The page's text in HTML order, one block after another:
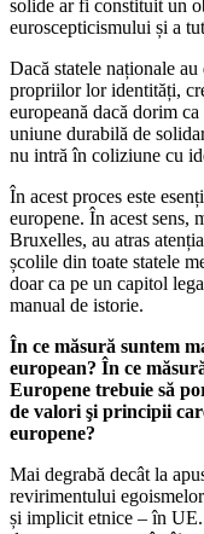
solide ar fi constituit un
euroscepticismului și a
Dacă statele naționale
propriilor lor identități,
europeană dacă dorim
uniune durabilă de
nu intră în coliziune cu
În acest proces este
europene. În acest sens,
Bruxelles, au atras
școlile din toate statele
doar ca pe un capitol
manual de istorie.
În ce măsură suntem
european? În ce
Europene trebuie să
de valori şi principii
europene?
Mai degrabă decât la
revirimentului
și implicit etnice – în